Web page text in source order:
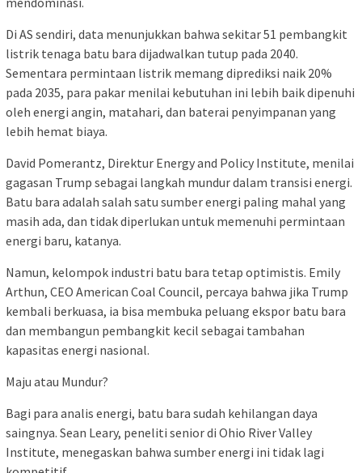
Di AS sendiri, data menunjukkan bahwa sekitar 51 pembangkit
listrik tenaga batu bara dijadwalkan tutup pada 2040.
Sementara permintaan listrik memang diprediksi naik 20%
pada 2035, para pakar menilai kebutuhan ini lebih baik dipenuhi
oleh energi angin, matahari, dan baterai penyimpanan yang
lebih hemat biaya.
David Pomerantz, Direktur Energy and Policy Institute, menilai
gagasan Trump sebagai langkah mundur dalam transisi energi.
Batu bara adalah salah satu sumber energi paling mahal yang
masih ada, dan tidak diperlukan untuk memenuhi permintaan
energi baru, katanya.
Namun, kelompok industri batu bara tetap optimistis. Emily
Arthun, CEO American Coal Council, percaya bahwa jika Trump
kembali berkuasa, ia bisa membuka peluang ekspor batu bara
dan membangun pembangkit kecil sebagai tambahan
kapasitas energi nasional.
Maju atau Mundur?
Bagi para analis energi, batu bara sudah kehilangan daya
saingnya. Sean Leary, peneliti senior di Ohio River Valley
Institute, menegaskan bahwa sumber energi ini tidak lagi